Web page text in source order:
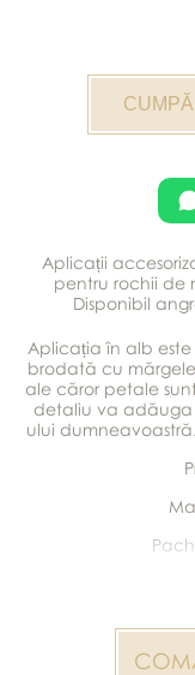
Aplicații
pentru rochii de
Disponibil
Aplicația în alb
brodată cu
ale căror petale
detaliu va adăuga
ului